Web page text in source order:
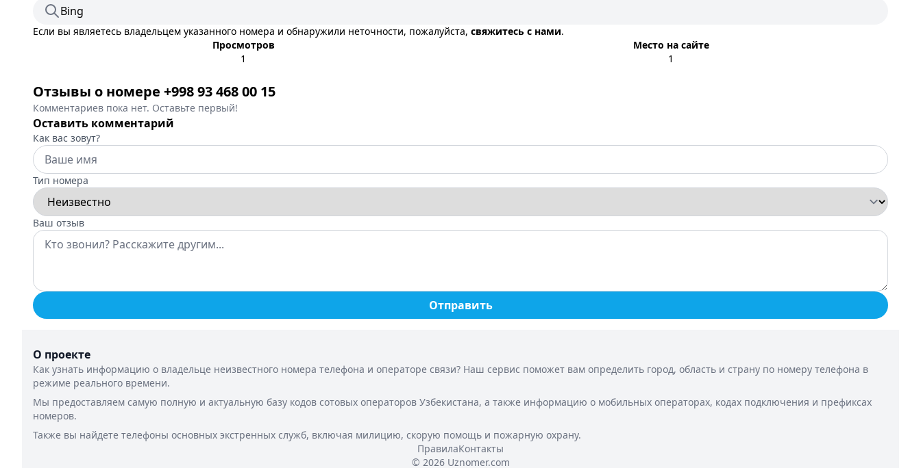
Bing
Если вы являетесь владельцем указанного номера и обнаружили неточности, пожалуйста, свяжитесь с нами.
Просмотров
1
Место на сайте
1
Отзывы о номере +998 93 468 00 15
Комментариев пока нет. Оставьте первый!
Оставить комментарий
Как вас зовут?
Тип номера
Ваш отзыв
Отправить
О проекте
Как узнать информацию о владельце неизвестного номера телефона и операторе связи? Наш сервис поможет вам определить город, область и страну по номеру телефона в
режиме реального времени.
Мы предоставляем самую полную и актуальную базу кодов сотовых операторов Узбекистана, а также информацию о мобильных операторах, кодах подключения и префиксах
номеров.
Также вы найдете телефоны основных экстренных служб, включая милицию, скорую помощь и пожарную охрану.
ПравилаКонтакты
© 2026 Uznomer.com